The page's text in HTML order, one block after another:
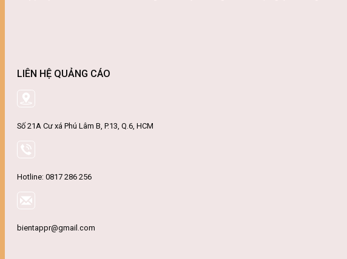
LIÊN HỆ QUẢNG CÁO
Số 21A Cư xá Phú Lâm B, P.13, Q.6, HCM
Hotline: 0817 286 256
bientappr@gmail.com